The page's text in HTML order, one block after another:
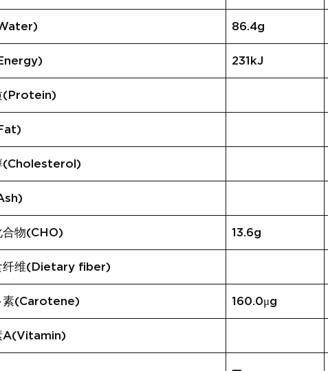
86.4g
231kJ
(Protein)
(Cholesterol)
合物(CHO) 13.6g
纤维(Dietary fiber)
素(Carotene) 160.0μg
A(Vitamin)